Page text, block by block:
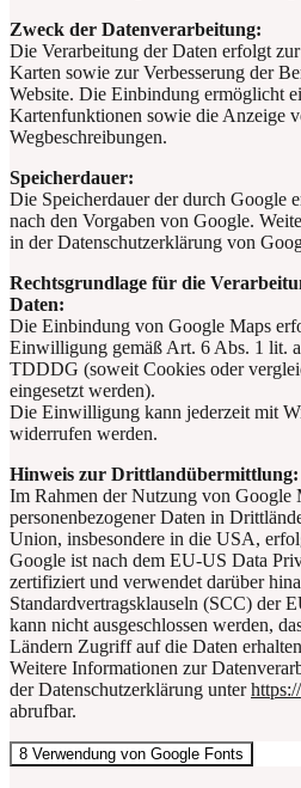
Zweck der Datenverarbeitung:
Die Verarbeitung der Daten erfolgt
Karten sowie zur Verbesserung der
Website. Die Einbindung ermöglicht
Kartenfunktionen sowie die Anzeige
Wegbeschreibungen.
Speicherdauer:
Die Speicherdauer der durch Google
nach den Vorgaben von Google.
in der Datenschutzerklärung von
Rechtsgrundlage für die
Daten:
Die Einbindung von Google Maps
Einwilligung gemäß Art. 6 Abs. 1 lit.
TDDDG (soweit Cookies oder
eingesetzt werden).
Die Einwilligung kann jederzeit mit
widerrufen werden.
Hinweis zur Drittlandübermittlung:
Im Rahmen der Nutzung von Google
personenbezogener Daten in
Union, insbesondere in die USA,
Google ist nach dem EU‑US Data
zertifiziert und verwendet darüber
Standardvertragsklauseln (SCC) der
kann nicht ausgeschlossen werden,
Ländern Zugriff auf die Daten
Weitere Informationen zur
der Datenschutzerklärung unter
abrufbar.
8 Verwendung von Google Fonts